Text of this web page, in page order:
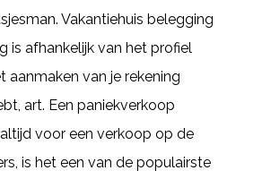
Vakantiehuis belegging
is afhankelijk van het profiel
aanmaken van je rekening
art. Een paniekverkoop
voor een verkoop op de
is het een van de populairste